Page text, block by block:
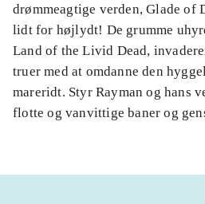
drømmeagtige verden, Glade of
lidt for højlydt! De grumme
Land of the Livid Dead,
truer med at omdanne den
mareridt. Styr Rayman og hans
flotte og vanvittige baner og